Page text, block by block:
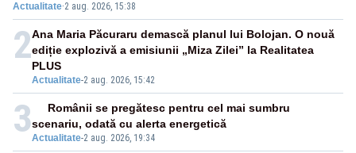
Actualitate·2 aug. 2026, 15:38
2
Actualitate-2 aug. 2026, 15:42
Ana Maria Păcuraru demască planul lui Bolojan. O nouă
ediție explozivă a emisiunii „Miza Zilei” la Realitatea
PLUS
3Actualitate-2 aug. 2026, 19:34
Românii se pregătesc pentru cel mai sumbru
scenariu, odată cu alerta energetică